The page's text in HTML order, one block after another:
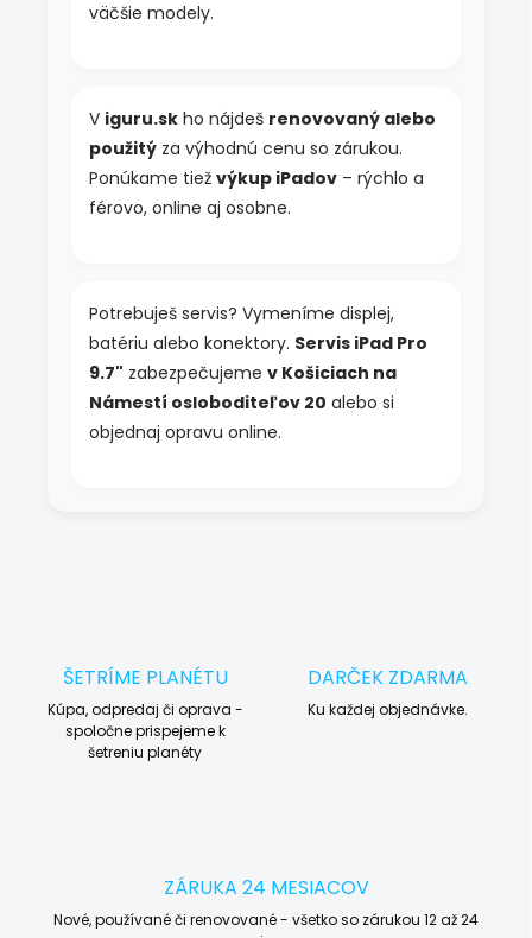
väčšie modely.
V iguru.sk ho nájdeš renovovaný alebo
použitý za výhodnú cenu so zárukou.
Ponúkame tiež výkup iPadov – rýchlo a
férovo, online aj osobne.
Potrebuješ servis? Vymeníme displej,
batériu alebo konektory. Servis iPad Pro
9.7" zabezpečujeme v Košiciach na
Námestí osloboditeľov 20 alebo si
objednaj opravu online.
ŠETRÍME PLANÉTU
Kúpa, odpredaj či oprava -
spoločne prispejeme k
šetreniu planéty
DARČEK ZDARMA
Ku každej objednávke.
ZÁRUKA 24 MESIACOV
Nové, používané či renovované - všetko so zárukou 12 až 24